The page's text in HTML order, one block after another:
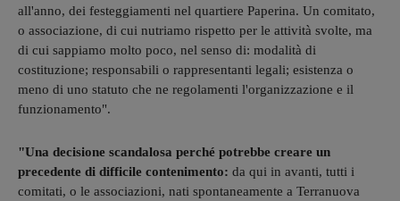
all'anno, dei festeggiamenti nel quartiere Paperina. Un comitato,
o associazione, di cui nutriamo rispetto per le attività svolte, ma
di cui sappiamo molto poco, nel senso di: modalità di
costituzione; responsabili o rappresentanti legali; esistenza o
meno di uno statuto che ne regolamenti l'organizzazione e il
funzionamento".
"Una decisione scandalosa perché potrebbe creare un
precedente di difficile contenimento: da qui in avanti, tutti i
comitati, o le associazioni, nati spontaneamente a Terranuova